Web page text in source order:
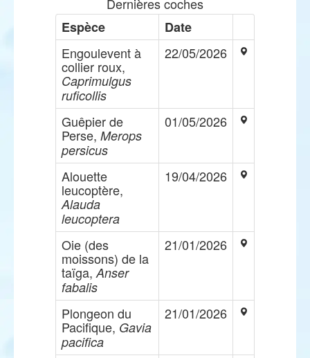
Espèce
Date
Engoulevent à
collier roux,
Caprimulgus
ruficollis
22/05/2026
Guêpier de
Perse, Merops
persicus
01/05/2026
Alouette
leucoptère,
Alauda
leucoptera
19/04/2026
Oie (des
moissons) de la
taïga, Anser
fabalis
21/01/2026
Plongeon du
Pacifique, Gavia
pacifica
21/01/2026